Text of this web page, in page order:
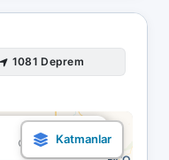
1081 Deprem
12.05 01:39
×